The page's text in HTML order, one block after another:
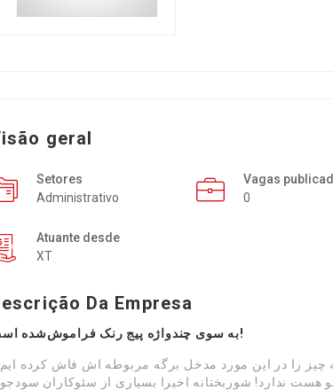
geral
Setores
Administrativo
Vagas
0
Atuante desde
XT
Da Empresa
به سوی چندواژه پیج رنک فراموش‌شده است!
را در این مورد مدخل برگه مربوطه اش فاش کرده
هست ندارد! شوربختانه اخیرا بسیاری از سئوکاران